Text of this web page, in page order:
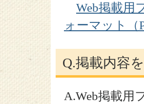
Web掲載用
ォーマット（
Q.掲載内容
A.Web掲載用